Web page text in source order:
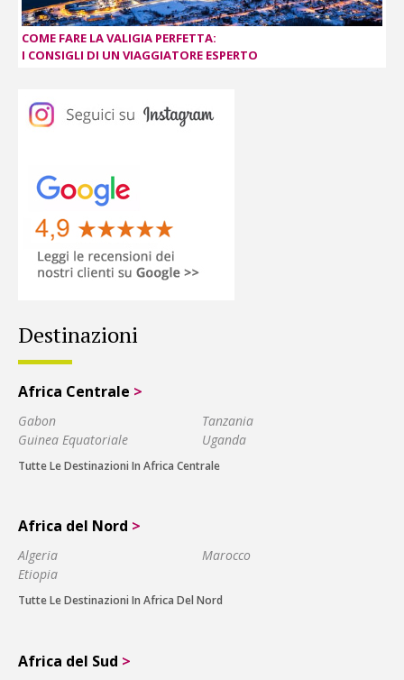
COME FARE LA VALIGIA PERFETTA:
I CONSIGLI DI UN VIAGGIATORE ESPERTO
Destinazioni
Africa Centrale >
Gabon
Guinea Equatoriale
Tanzania
Uganda
Tutte Le Destinazioni In Africa Centrale
Africa del Nord >
Algeria
Etiopia
Marocco
Tutte Le Destinazioni In Africa Del Nord
Africa del Sud >